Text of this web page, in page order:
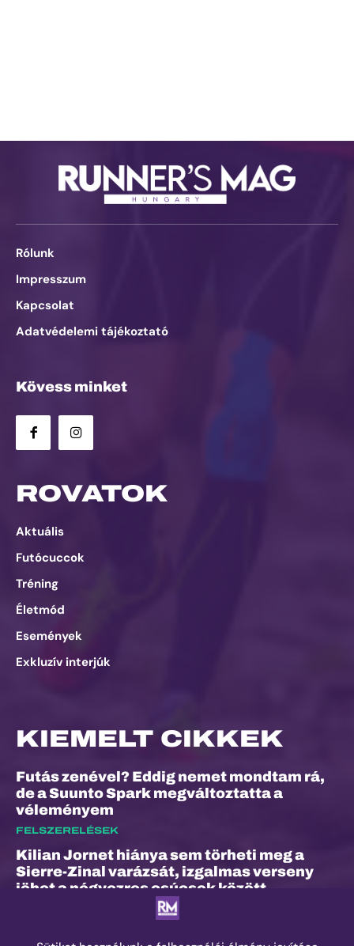
Rólunk
Impresszum
Kapcsolat
Adatvédelemi tájékoztató
Kövess minket
ROVATOK
Aktuális
Futócuccok
Tréning
Életmód
Események
Exkluzív interjúk
KIEMELT CIKKEK
Futás zenével? Eddig nemet mondtam rá,
de a Suunto Spark megváltoztatta a
véleményem
FELSZERELÉSEK
Kilian Jornet hiánya sem törheti meg a
Sierre-Zinal varázsát, izgalmas verseny
jöhet a négyezres csúcsok között